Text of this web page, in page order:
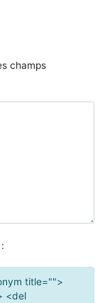
champs
title="">
<del